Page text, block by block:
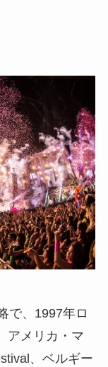
で、1997年ロ
アメリカ・マ
、ベルギー